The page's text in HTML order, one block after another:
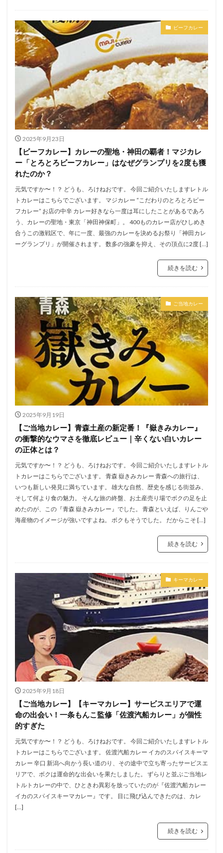
ビーフカレー
2025年9月23日
【ビーフカレー】カレーの聖地・神田の覇者！マジカレ
ー「とろとろビーフカレー」はなぜグランプリを2度も獲
れたのか？
元気ですか〜！？ どうも、ろけねおです。 今回ご紹介いたしますレトル
トカレーはこちらでございます。 マジカレー “こだわりのとろとろビー
フカレー” お店の中辛 カレー好きなら一度は耳にしたことがあるであろ
う、カレーの聖地・東京「神田神保町」。 400ものカレー店がひしめき
合うこの激戦区で、年に一度、最強のカレーを決めるお祭り「神田カレ
ーグランプリ」が開催されます。 数多の強豪を抑え、その頂点に2度 […]
続きを読む
ご当地カレー
2025年9月19日
【ご当地カレー】青森土産の新定番！『嶽きみカレー』
の衝撃的なウマさを徹底レビュー｜辛くない白いカレー
の正体とは？
元気ですか〜！？ どうも、ろけねおです。 今回ご紹介いたしますレトル
トカレーはこちらでございます。 青森 嶽きみカレー 青森への旅行は、
いつも新しい発見に満ちています。 雄大な自然、歴史を感じる街並み、
そして何より食の魅力。 そんな旅の終盤、お土産売り場でボクの足を止
めたのが、この『青森 嶽きみカレー』でした。 青森といえば、りんごや
海産物のイメージが強いですよね。 ボクもそうでした。 だからこそ […]
続きを読む
キーマカレー
2025年9月18日
【ご当地カレー】【キーマカレー】サービスエリアで運
命の出会い！一条もんこ監修「佐渡汽船カレー」が個性
的すぎた
元気ですか〜！？ どうも、ろけねおです。 今回ご紹介いたしますレトル
トカレーはこちらでございます。 佐渡汽船カレー イカのスパイスキーマ
カレー 辛口 新潟へ向かう長い道のり、その途中で立ち寄ったサービスエ
リアで、ボクは運命的な出会いを果たしました。 ずらりと並ぶご当地レ
トルトカレーの中で、ひときわ異彩を放っていたのが『佐渡汽船カレー
イカのスパイスキーマカレー』です。 目に飛び込んできたのは、カレ
[…]
続きを読む